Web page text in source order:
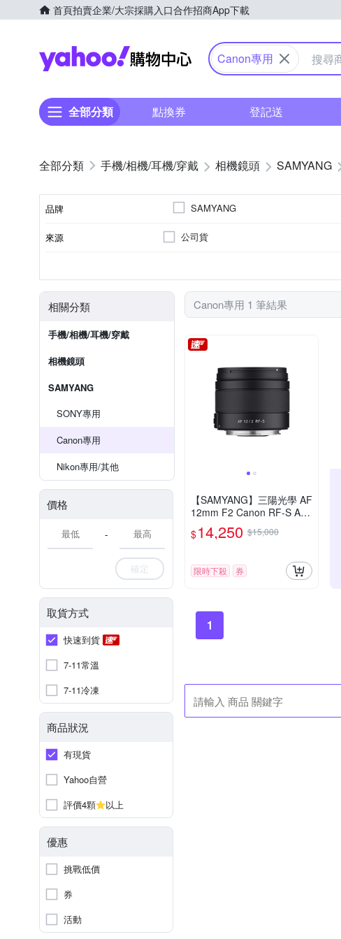
首頁拍賣企業/大宗採購入口合作招商App下載
Yahoo購物中心
Canon專用
全部分類 點換券 登記送
手機/相機/耳機/穿戴 相機鏡頭 SAMYANG
品牌 SAMYANG
來源 公司貨
相關分類
手機/相機/耳機/穿戴
相機鏡頭
SAMYANG
SONY專用
Canon專用
Nikon專用/其他
價格
-
確定
取貨方式
快速到貨
7-11常溫
7-11冷凍
商品狀況
有現貨
Yahoo自營
評價4顆
以上
優惠
挑戰低價
券
活動
Canon專用 1 筆結果
【SAMYANG】三陽光學 AF
12mm F2 Canon RF-S AP
S-C 自動對焦鏡頭 公司貨
$14,250 $15,000
限時下殺 券
1